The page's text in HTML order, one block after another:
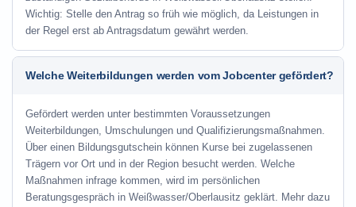
Wichtig: Stelle den Antrag so früh wie möglich, da Leistungen in
der Regel erst ab Antragsdatum gewährt werden.
Welche Weiterbildungen werden vom Jobcenter gefördert?
Gefördert werden unter bestimmten Voraussetzungen
Weiterbildungen, Umschulungen und Qualifizierungsmaßnahmen.
Über einen Bildungsgutschein können Kurse bei zugelassenen
Trägern vor Ort und in der Region besucht werden. Welche
Maßnahmen infrage kommen, wird im persönlichen
Beratungsgespräch in Weißwasser/Oberlausitz geklärt. Mehr dazu